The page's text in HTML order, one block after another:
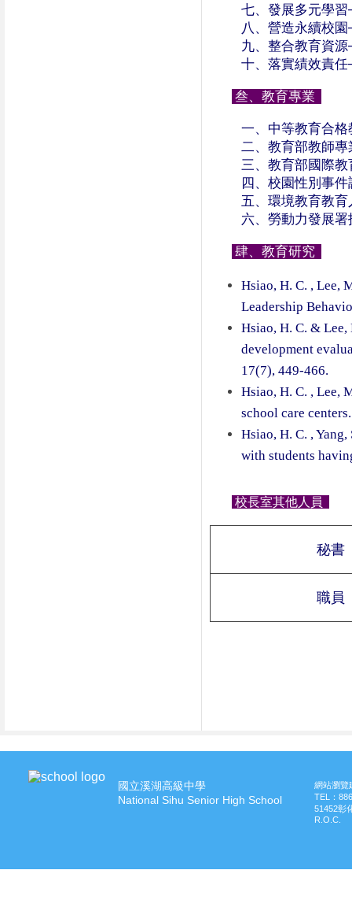
七、發展多元學
八、營造永續校
九、整合教育資
十、落實績效責
叁、教育專業
一、中等教育合
二、教育部教師
三、教育部國際
四、校園性別事
五、環境教育教
六、勞動力發展
肆、教育研究
Hsiao, H. C. , Lee,
Leadership
Hsiao, H. C. &
development
17(7), 449-466.
Hsiao, H. C. , Lee,
school care
Hsiao, H. C. ,
with students
校長室其他人員
秘書
職員
國立溪湖高級中學
National Sihu Senior High School
網站瀏覽
TEL：
51452彰
R.O.C.